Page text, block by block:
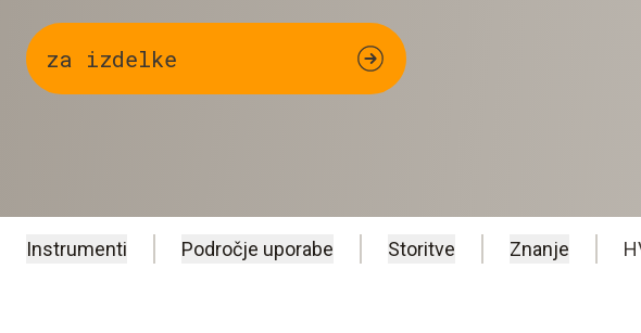
za izdelke
Instrumenti Področje uporabe Storitve Znanje